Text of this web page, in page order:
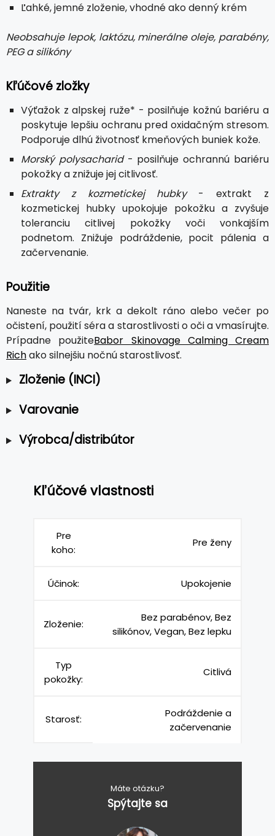
Ľahké, jemné zloženie, vhodné ako denný krém
Neobsahuje lepok, laktózu, minerálne oleje, parabény,
PEG a silikóny
Kľúčové zložky
Výťažok z alpskej ruže* - posilňuje kožnú bariéru a
poskytuje lepšiu ochranu pred oxidačným stresom.
Podporuje dlhú životnosť kmeňových buniek kože.
Morský polysacharid- posilňuje ochrannú bariéru
pokožky a znižuje jej citlivosť.
Extrakty z kozmetickej hubky- extrakt z
kozmetickej hubky upokojuje pokožku a zvyšuje
toleranciu citlivej pokožky voči vonkajším
podnetom. Znižuje podráždenie, pocit pálenia a
začervenanie.
Použitie
Naneste na tvár, krk a dekolt ráno alebo večer po
očistení, použití séra a starostlivosti o oči a vmasírujte.
Prípadne použiteBabor Skinovage Calming Cream
Richako silnejšiu nočnú starostlivosť.
Zloženie (INCI)
Varovanie
Výrobca/distribútor
Kľúčové vlastnosti
Pre
koho:
Pre ženy
Účinok: Upokojenie
Zloženie:
Bez parabénov, Bez
silikónov, Vegan, Bez lepku
Typ
pokožky:
Citlivá
Starosť:
Podráždenie a
začervenanie
Máte otázku?
Spýtajte sa